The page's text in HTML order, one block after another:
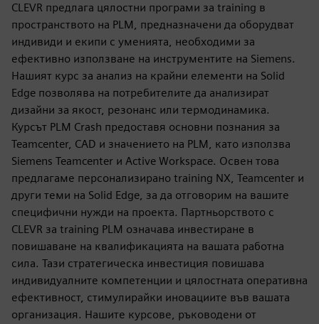
CLEVR предлага цялостни програми за training в
пространството на PLM, предназначени да оборудват
индивиди и екипи с уменията, необходими за
ефективно използване на инструментите на Siemens.
Нашият курс за анализ на крайни елементи на Solid
Edge позволява на потребителите да анализират
дизайни за якост, резонанс или термодинамика.
Курсът PLM Crash предоставя основни познания за
Teamcenter, CAD и значението на PLM, като използва
Siemens Teamcenter и Active Workspace. Освен това
предлагаме персонализирано training NX, Teamcenter и
други теми на Solid Edge, за да отговорим на вашите
специфични нужди на проекта. Партньорството с
CLEVR за training PLM означава инвестиране в
повишаване на квалификацията на вашата работна
сила. Тази стратегическа инвестиция повишава
индивидуалните компетенции и цялостната оперативна
ефективност, стимулирайки иновациите във вашата
организация. Нашите курсове, ръководени от